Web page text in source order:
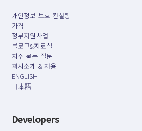
개인정보 보호 컨설팅
가격
정부지원사업
블로그&자료실
자주 묻는 질문
회사소개 & 채용
ENGLISH
日本語
Developers